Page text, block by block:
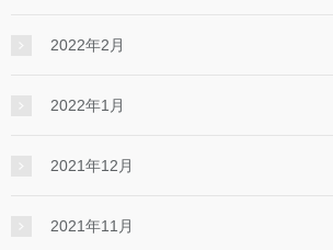
2022年2月
2022年1月
2021年12月
2021年11月